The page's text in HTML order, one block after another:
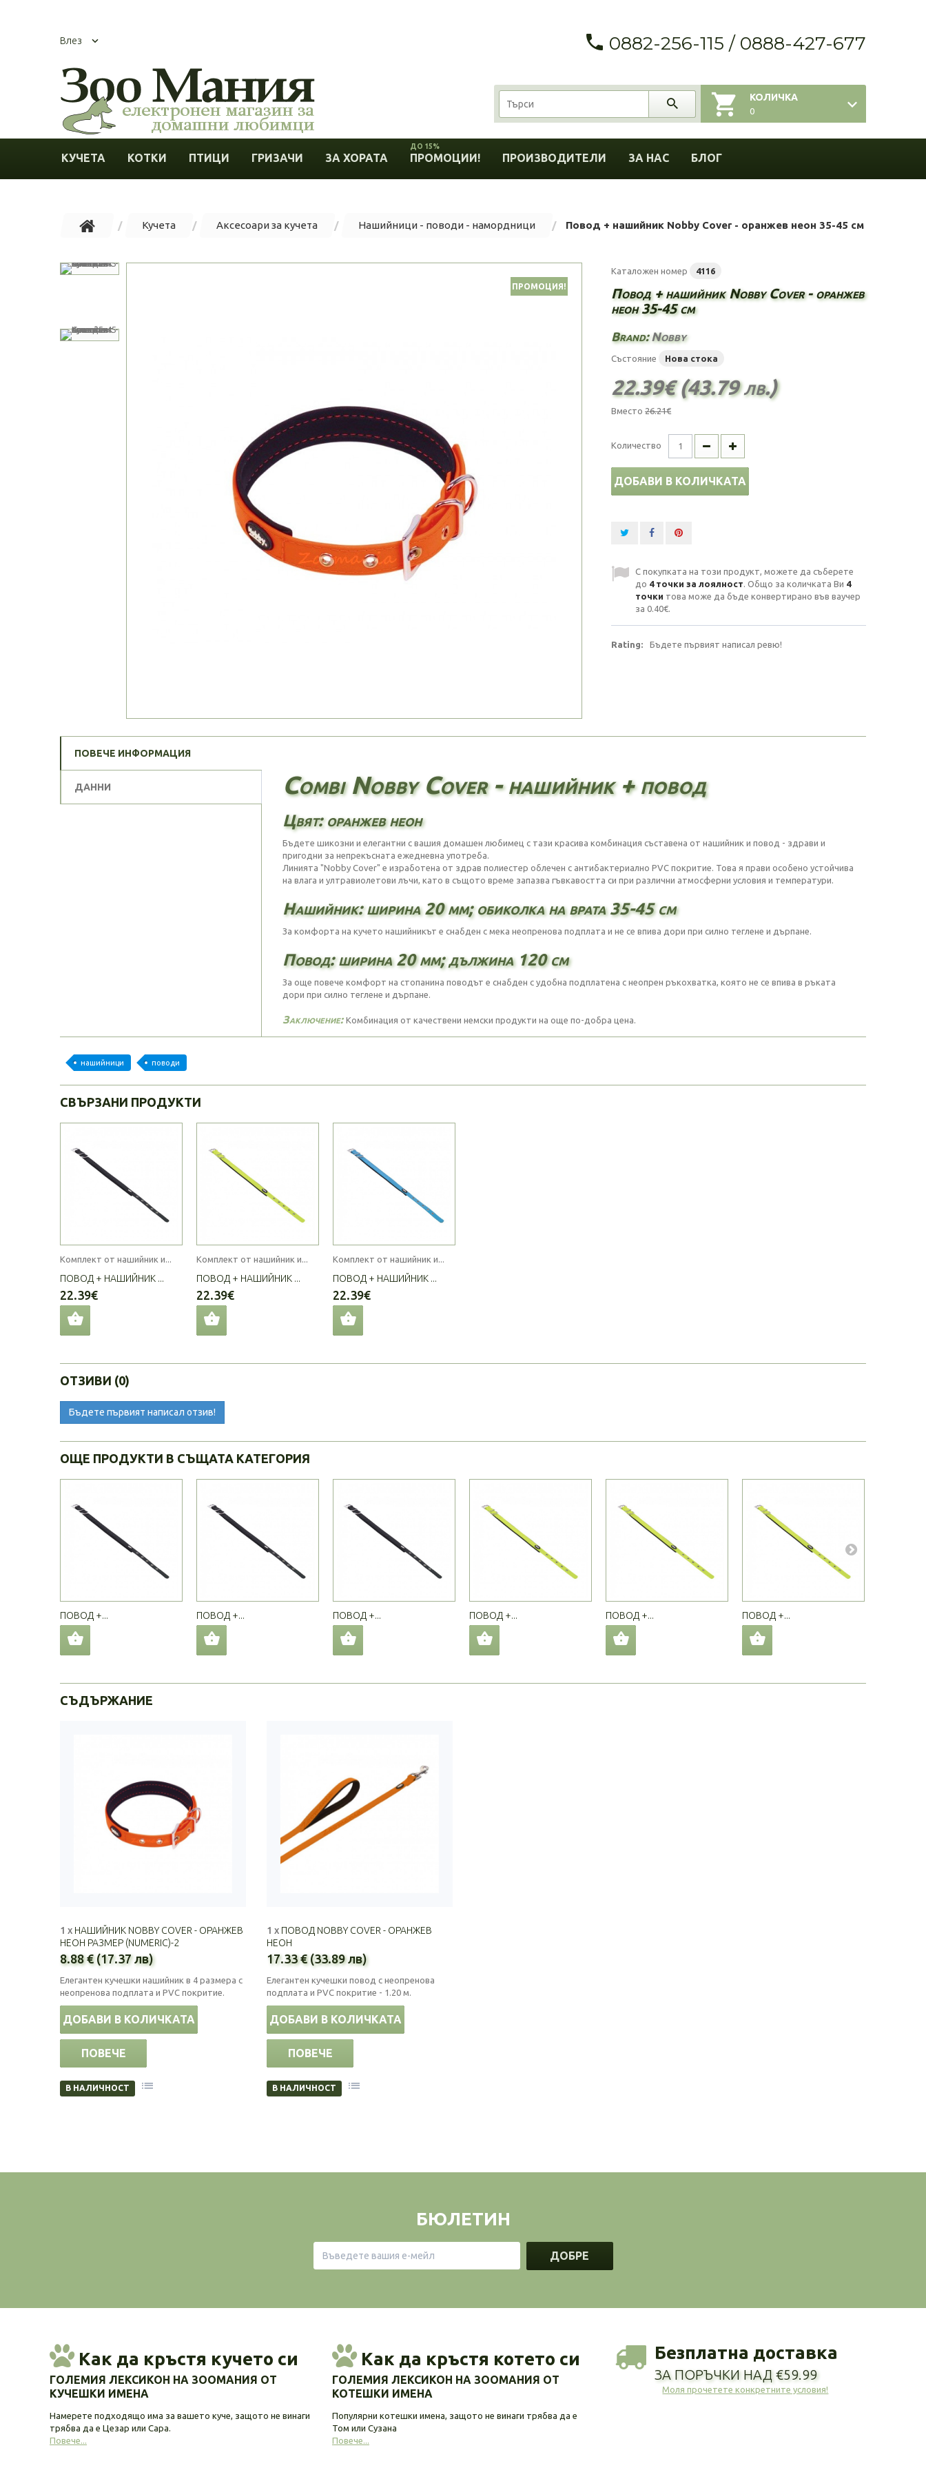
Влез 0882-256-115 / 0888-427-677
КОЛИЧКА
0
КУЧЕТА КОТКИ ПТИЦИ ГРИЗАЧИ ЗА ХОРАТА ПРОМОЦИИ!
ДО 15%
ПРОИЗВОДИТЕЛИ ЗА НАС БЛОГ
Кучета Аксесоари за кучета Нашийници - поводи - намордници Повод + нашийник Nobby Cover - оранжев неон 35-45 см
ПРОМОЦИЯ!
Каталожен номер 4116
Повод + нашийник Nobby Cover - оранжев
неон 35-45 см
Brand:Nobby
Състояние Нова стока
22.39€ (43.79 лв.)
Вместо 26.21€
Количество
ДОБАВИ В КОЛИЧКАТА
С покупката на този продукт, можете да съберете
до 4точки за лоялност. Общо за количката Ви 4
точки това може да бъде конвертирано във ваучер
за 0.40€.
Rating: Бъдете първият написал ревю!
ПОВЕЧЕ ИНФОРМАЦИЯ
ДАННИ Combi Nobby Cover - нашийник + повод
Цвят: оранжев неон
Бъдете шикозни и елегантни с вашия домашен любимец с тази красива комбинация съставена от нашийник и повод - здрави и
пригодни за непрекъсната ежедневна употреба.
Линията "Nobby Cover" е изработена от здрав полиестер облечен с антибактериално PVC покритие. Това я прави особено устойчива
на влага и ултравиолетови лъчи, като в същото време запазва гъвкавостта си при различни атмосферни условия и температури.
Нашийник: ширина 20 мм; обиколка на врата 35-45 см
За комфорта на кучето нашийникът е снабден с мека неопренова подплата и не се впива дори при силно теглене и дърпане.
Повод: ширина 20 мм; дължина 120 см
За още повече комфорт на стопанина поводът е снабден с удобна подплатена с неопрен ръкохватка, която не се впива в ръката
дори при силно теглене и дърпане.
Заключение: Комбинация от качествени немски продукти на още по-добра цена.
нашийници поводи
СВЪРЗАНИ ПРОДУКТИ
Комплект от нашийник и...
ПОВОД + НАШИЙНИК ...
22.39€
Комплект от нашийник и...
ПОВОД + НАШИЙНИК ...
22.39€
Комплект от нашийник и...
ПОВОД + НАШИЙНИК ...
22.39€
ОТЗИВИ (0)
Бъдете първият написал отзив!
ОЩЕ ПРОДУКТИ В СЪЩАТА КАТЕГОРИЯ
ПОВОД +... ПОВОД +... ПОВОД +... ПОВОД +... ПОВОД +... ПОВОД +...
СЪДЪРЖАНИЕ
1 x НАШИЙНИК NOBBY COVER - ОРАНЖЕВ
НЕОН РАЗМЕР (NUMERIC)-2
8.88 € (17.37 лв)
Елегантен кучешки нашийник в 4 размера с
неопренова подплата и PVC покритие.
ДОБАВИ В КОЛИЧКАТА
ПОВЕЧЕ
В НАЛИЧНОСТ
1 x ПОВОД NOBBY COVER - ОРАНЖЕВ
НЕОН
17.33 € (33.89 лв)
Елегантен кучешки повод с неопренова
подплата и PVC покритие - 1.20 м.
ДОБАВИ В КОЛИЧКАТА
ПОВЕЧЕ
В НАЛИЧНОСТ
БЮЛЕТИН
ДОБРЕ
Как да кръстя кучето си
ГОЛЕМИЯ ЛЕКСИКОН НА ЗООМАНИЯ ОТ
КУЧЕШКИ ИМЕНА
Намерете подходящо има за вашето куче, защото не винаги
трябва да е Цезар или Сара.
Повече...
Как да кръстя котето си
ГОЛЕМИЯ ЛЕКСИКОН НА ЗООМАНИЯ ОТ
КОТЕШКИ ИМЕНА
Популярни котешки имена, защото не винаги трябва да е
Том или Сузана
Повече...
Безплатна доставка
ЗА ПОРЪЧКИ НАД €59.99
Моля прочетете конкретните условия!